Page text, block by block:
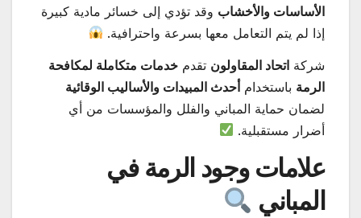
الأساسات والأخشاب وقد تؤدي إلى خسائر مادية كبيرة
إذا لم يتم التعامل معها بسرعة واحترافية.
شركة اتحاد المقاولون تقدم خدمات متكاملة لمكافحة
الرمة باستخدامأحدث المبيدات والأساليب الوقائية
لضمان حماية المباني والفلل والمؤسسات من أي
أضرار مستقبلية.
علامات وجود الرمة في
المباني